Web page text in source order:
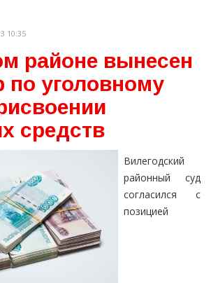
10:35
районе вынесен
по уголовному
средств
Вилегодский
районный суд
согласился с
позицией